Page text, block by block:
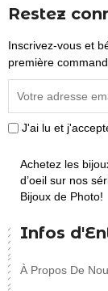
Restez
Inscrivez-vous et
première
J'ai lu et
Achetez les
d’oeil sur nos
Bijoux de Photo!
Infos
À Propos De